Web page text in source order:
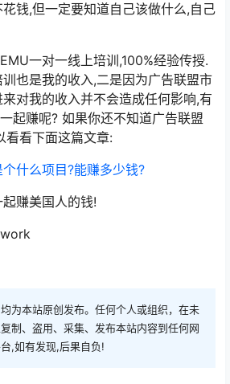
钱,但一定要知道自己该做什么,自己
一对一线上培训,100%经验传授.
也是我的收入,二是因为广告联盟市
对我的收入并不会造成任何影响,有
起赚呢? 如果你还不知道广告联盟
看看下面这篇文章:
什么项目?能赚多少钱?
赚美国人的钱!
为本站原创发布。任何个人或组织，在未
制、盗用、采集、发布本站内容到任何网
,如有发现,后果自负!